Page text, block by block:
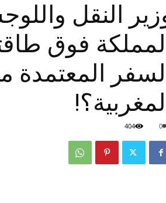
النقل
المملكة فوق
السفر
المغربية؟!
0
404